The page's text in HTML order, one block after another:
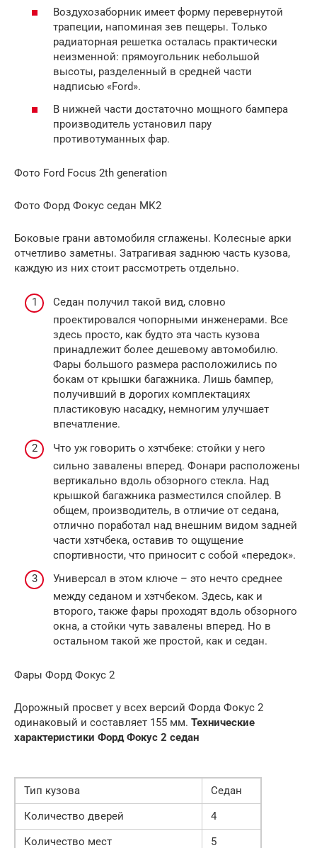
Воздухозаборник имеет форму перевернутой
трапеции, напоминая зев пещеры. Только
радиаторная решетка осталась практически
неизменной: прямоугольник небольшой
высоты, разделенный в средней части
надписью «Ford».
В нижней части достаточно мощного бампера
производитель установил пару
противотуманных фар.
Фото Ford Focus 2th generation
Фото Форд Фокус седан МК2
Боковые грани автомобиля сглажены. Колесные арки
отчетливо заметны. Затрагивая заднюю часть кузова,
каждую из них стоит рассмотреть отдельно.
Седан получил такой вид, словно
проектировался чопорными инженерами. Все
здесь просто, как будто эта часть кузова
принадлежит более дешевому автомобилю.
Фары большого размера расположились по
бокам от крышки багажника. Лишь бампер,
получивший в дорогих комплектациях
пластиковую насадку, немногим улучшает
впечатление.
Что уж говорить о хэтчбеке: стойки у него
сильно завалены вперед. Фонари расположены
вертикально вдоль обзорного стекла. Над
крышкой багажника разместился спойлер. В
общем, производитель, в отличие от седана,
отлично поработал над внешним видом задней
части хэтчбека, оставив то ощущение
спортивности, что приносит с собой «передок».
Универсал в этом ключе – это нечто среднее
между седаном и хэтчбеком. Здесь, как и
второго, также фары проходят вдоль обзорного
окна, а стойки чуть завалены вперед. Но в
остальном такой же простой, как и седан.
Фары Форд Фокус 2
Дорожный просвет у всех версий Форда Фокус 2
одинаковый и составляет 155 мм. Технические
характеристики Форд Фокус 2 седан
Тип кузова
Седан
Количество дверей
4
Количество мест
5